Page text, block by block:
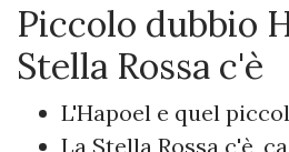
Piccolo dubbio
Stella Rossa c'è
L'Hapoel e quel
La Stella Rossa c'è,